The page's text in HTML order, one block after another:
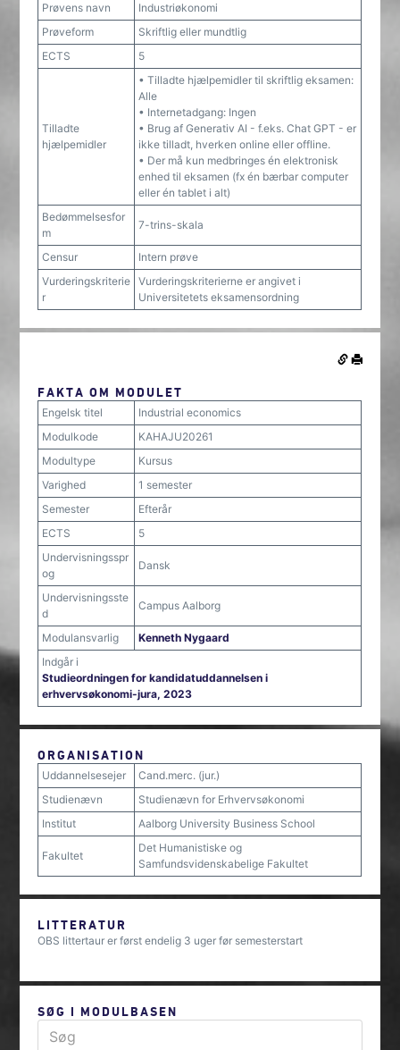
Prøvens navn
Industriøkonomi
Prøveform
Skriftlig eller mundtlig
ECTS
5
Tilladte
hjælpemidler
• Tilladte hjælpemidler til skriftlig eksamen:
Alle
• Internetadgang: Ingen
• Brug af Generativ AI - f.eks. Chat GPT - er
ikke tilladt, hverken online eller offline.
• Der må kun medbringes én elektronisk
enhed til eksamen (fx én bærbar computer
eller én tablet i alt)
Bedømmelsesfor
m
7-trins-skala
Censur
Intern prøve
Vurderingskriterie
r
Vurderingskriterierne er angivet i
Universitetets eksamensordning
FAKTA OM MODULET
Engelsk titel
Industrial economics
Modulkode
KAHAJU20261
Modultype
Kursus
Varighed
1 semester
Semester
Efterår
ECTS
5
Undervisningsspr
og
Dansk
Undervisningsste
d
Campus Aalborg
Modulansvarlig
Kenneth Nygaard
Indgår i
Studieordningen for kandidatuddannelsen i
erhvervsøkonomi-jura, 2023
ORGANISATION
Uddannelsesejer
Cand.merc. (jur.)
Studienævn
Studienævn for Erhvervsøkonomi
Institut
Aalborg University Business School
Fakultet
Det Humanistiske og
Samfundsvidenskabelige Fakultet
LITTERATUR
OBS littertaur er først endelig 3 uger før semesterstart
SØG I MODULBASEN